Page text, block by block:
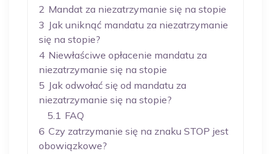
2 Mandat za niezatrzymanie się na stopie
3 Jak uniknąć mandatu za niezatrzymanie
się na stopie?
4 Niewłaściwe opłacenie mandatu za
niezatrzymanie się na stopie
5 Jak odwołać się od mandatu za
niezatrzymanie się na stopie?
5.1 FAQ
6 Czy zatrzymanie się na znaku STOP jest
obowiązkowe?